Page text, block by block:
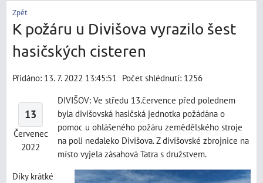
Zpět
K požáru u Divišova vyrazilo šest
hasičských cisteren
Přidáno: 13. 7. 2022 13:45:51 Počet shlédnutí: 1256
13
Červenec
2022
DIVIŠOV: Ve středu 13.července před polednem
byla divišovská hasičská jednotka požádána o
pomoc u ohlášeného požáru zemědělského stroje
na poli nedaleko Divišova. Z divišovské zbrojnice na
místo vyjela zásahová Tatra s družstvem.
Díky krátké